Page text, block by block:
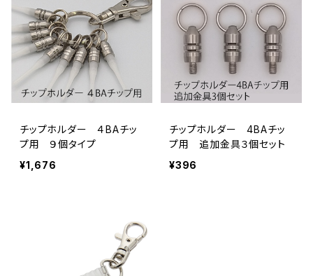
チップホルダー ４BAチッ
プ用 ９個タイプ
¥1,676
チップホルダー 4BAチッ
プ用 追加金具３個セット
¥396